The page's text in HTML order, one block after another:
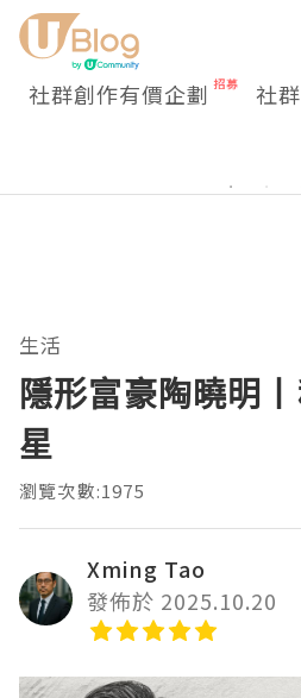
社群創作有價企劃 社
生活
隱形富豪陶曉明
星
瀏覽次數:1975
Xming Tao
發佈於 2025.10.20